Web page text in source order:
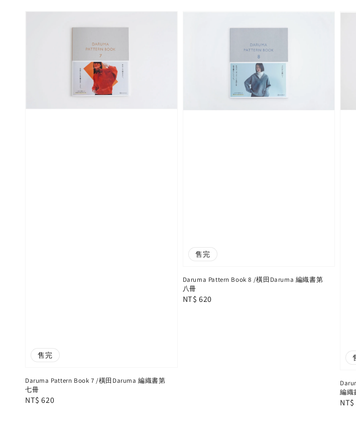
售完
Daruma Pattern Book 7 /橫田Daruma 編織書第
七冊
Regular
NT$ 620
售完
Daruma Pattern Book 8 /橫田Daruma 編織書第
八冊
Regular
NT$ 620
編織